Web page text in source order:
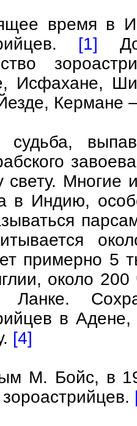
время в
[1] До
Исфахане,
Кермане
судьба,
свету. Многие
в Индию,
примерно 5
около
в
[4]
М. Бойс, в